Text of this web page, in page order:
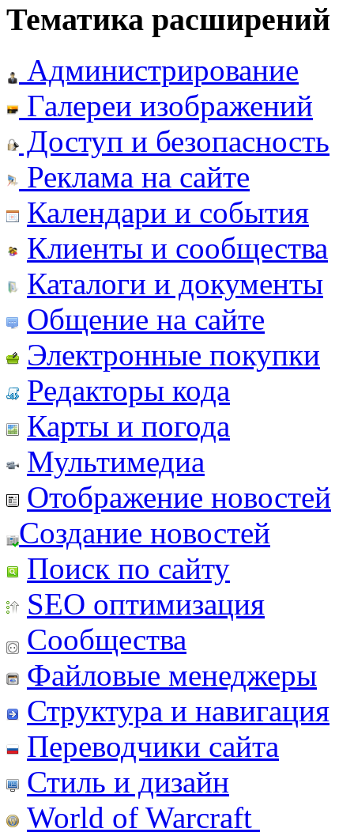
Тематика расширений
Администрирование
Галереи изображений
Доступ и безопасность
Реклама на сайте
Календари и события
Клиенты и сообщества
Каталоги и документы
Общение на сайте
Электронные покупки
Редакторы кода
Карты и погода
Мультимедиа
Отображение новостей
Создание новостей
Поиск по сайту
SEO оптимизация
Сообщества
Файловые менеджеры
Структура и навигация
Переводчики сайта
Стиль и дизайн
World of Warcraft